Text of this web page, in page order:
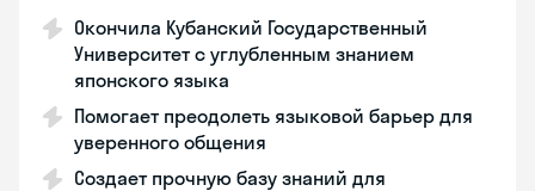
Окончила Кубанский Государственный
Университет с углубленным знанием
японского языка
Помогает преодолеть языковой барьер для
уверенного общения
Создает прочную базу знаний для